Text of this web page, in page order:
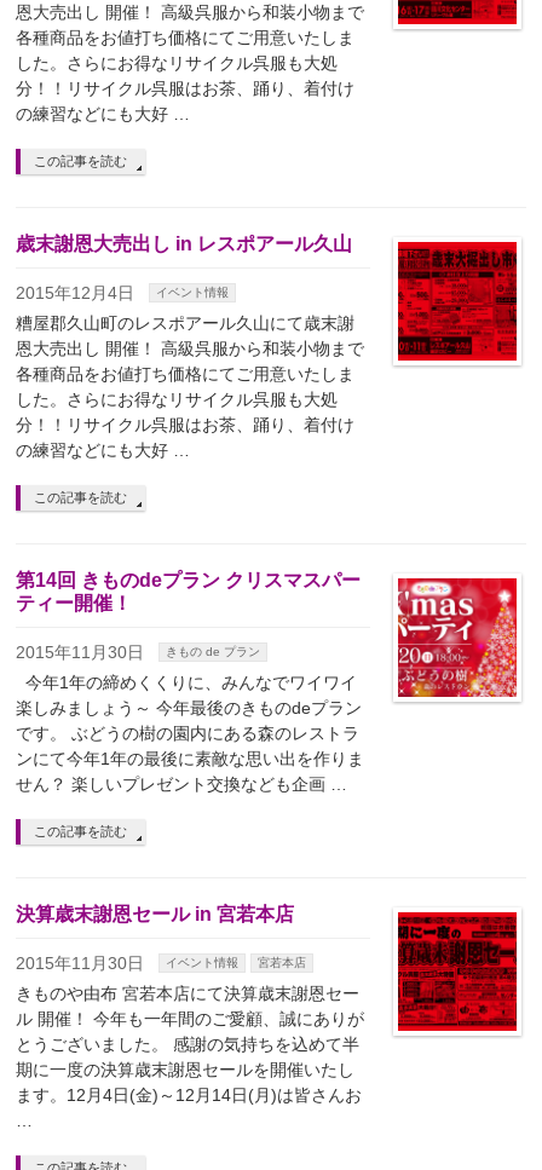
恩大売出し 開催！ 高級呉服から和装小物まで
各種商品をお値打ち価格にてご用意いたしま
した。さらにお得なリサイクル呉服も大処
分！！リサイクル呉服はお茶、踊り、着付け
の練習などにも大好 …
この記事を読む
歳末謝恩大売出し in レスポアール久山
2015年12月4日 イベント情報
糟屋郡久山町のレスポアール久山にて歳末謝
恩大売出し 開催！ 高級呉服から和装小物まで
各種商品をお値打ち価格にてご用意いたしま
した。さらにお得なリサイクル呉服も大処
分！！リサイクル呉服はお茶、踊り、着付け
の練習などにも大好 …
この記事を読む
第14回 きものdeプラン クリスマスパー
ティー開催！
2015年11月30日 きもの de プラン
今年1年の締めくくりに、みんなでワイワイ
楽しみましょう～ 今年最後のきものdeプラン
です。 ぶどうの樹の園内にある森のレストラ
ンにて今年1年の最後に素敵な思い出を作りま
せん？ 楽しいプレゼント交換なども企画 …
この記事を読む
決算歳末謝恩セール in 宮若本店
2015年11月30日 イベント情報 宮若本店
きものや由布 宮若本店にて決算歳末謝恩セー
ル 開催！ 今年も一年間のご愛顧、誠にありが
とうございました。 感謝の気持ちを込めて半
期に一度の決算歳末謝恩セールを開催いたし
ます。12月4日(金)～12月14日(月)は皆さんお